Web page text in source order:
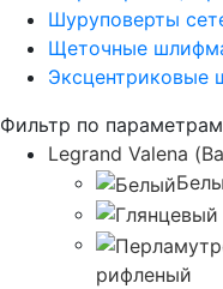
Шуруповерты
Щеточные
Фильтр по параметрам
Legrand Valena
рифленый